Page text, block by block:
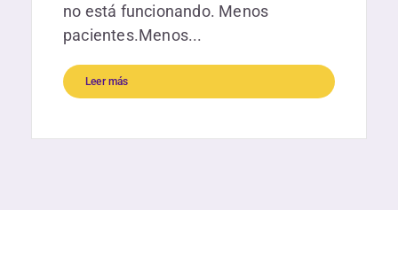
no está funcionando. Menos
pacientes.Menos...
Leer más